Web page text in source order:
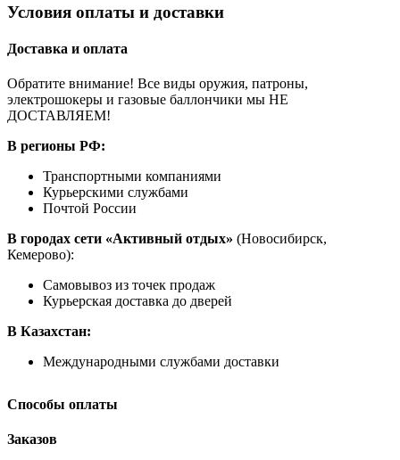
Условия оплаты и доставки
Доставка и оплата
Обратите внимание! Все виды оружия, патроны,
электрошокеры и газовые баллончики мы НЕ
ДОСТАВЛЯЕМ!
В регионы РФ:
Транспортными компаниями
Курьерскими службами
Почтой России
В городах сети «Активный отдых» (Новосибирск,
Кемерово):
Самовывоз из точек продаж
Курьерская доставка до дверей
В Казахстан:
Международными службами доставки
Способы оплаты
Заказов